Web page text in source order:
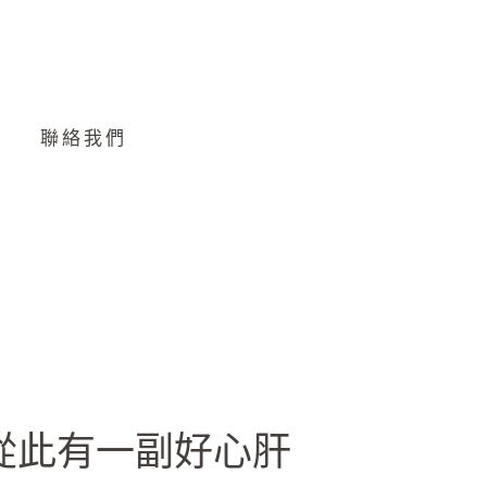
聯絡我們
此有一副好心肝